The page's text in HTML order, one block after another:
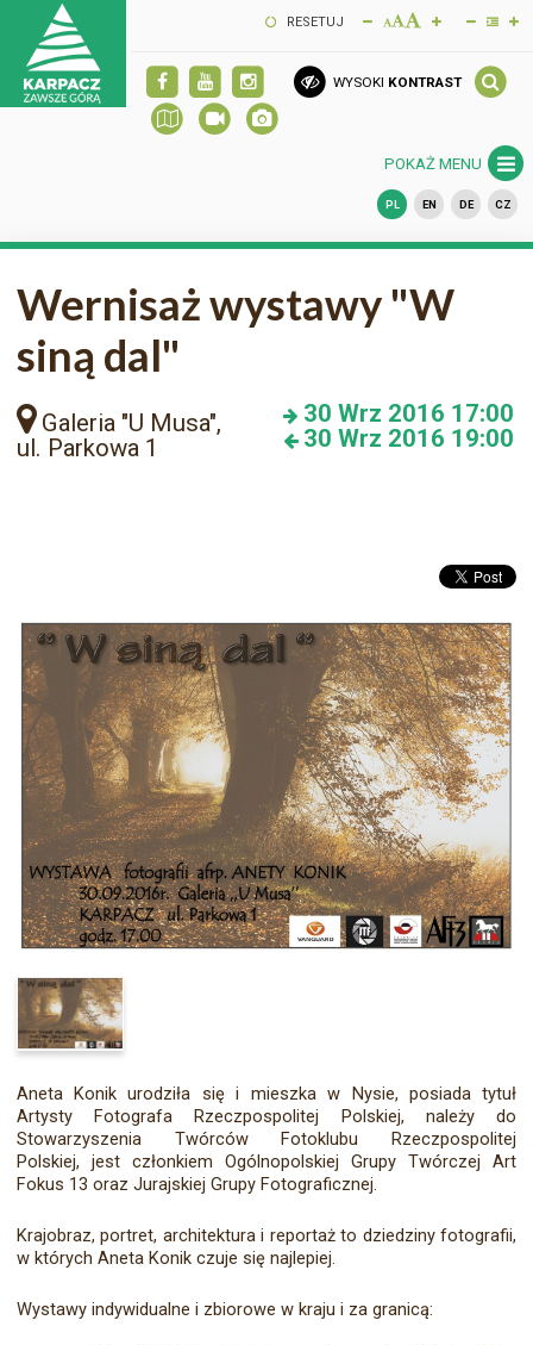
RESETUJ
WYSOKI KONTRAST
POKAŻ MENU
PL EN DE CZ
Wernisaż wystawy "W
siną dal"
Galeria "U Musa",
ul. Parkowa 1
30 Wrz 2016 17:00
30 Wrz 2016 19:00
Aneta Konik urodziła się i mieszka w Nysie, posiada tytuł
Artysty Fotografa Rzeczpospolitej Polskiej, należy do
Stowarzyszenia Twórców Fotoklubu Rzeczpospolitej
Polskiej, jest członkiem Ogólnopolskiej Grupy Twórczej Art
Fokus 13 oraz Jurajskiej Grupy Fotograficznej.
Krajobraz, portret, architektura i reportaż to dziedziny fotografii,
w których Aneta Konik czuje się najlepiej.
Wystawy indywidualne i zbiorowe w kraju i za granicą: